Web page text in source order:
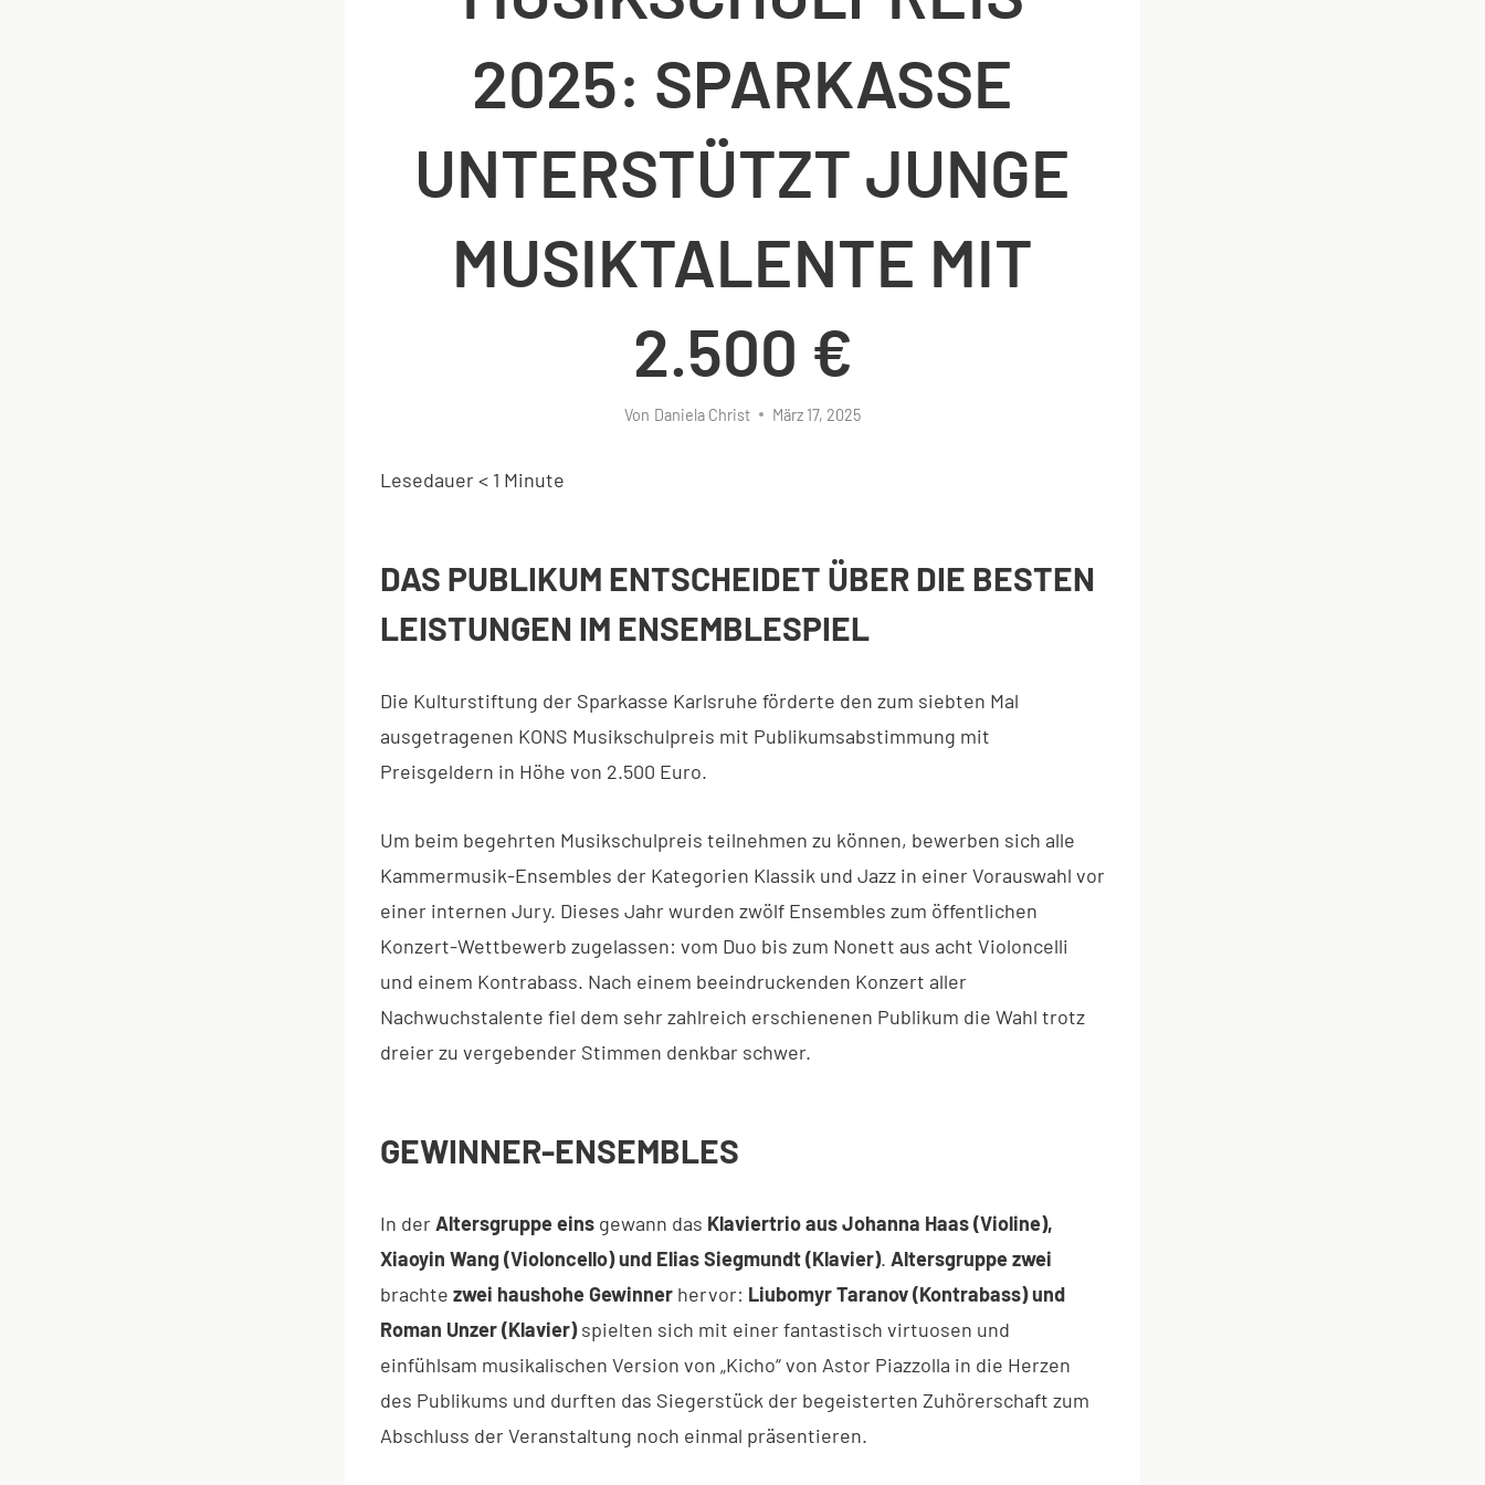
2025: SPARKASSE
UNTERSTÜTZT JUNGE
MUSIKTALENTE MIT
2.500 €
Von Daniela Christ März 17, 2025
Lesedauer< 1 Minute
DAS PUBLIKUM ENTSCHEIDET ÜBER DIE BESTEN
LEISTUNGEN IM ENSEMBLESPIEL
Die Kulturstiftung der Sparkasse Karlsruhe förderte den zum siebten Mal
ausgetragenen KONS Musikschulpreis mit Publikumsabstimmung mit
Preisgeldern in Höhe von 2.500 Euro.
Um beim begehrten Musikschulpreis teilnehmen zu können, bewerben sich alle
Kammermusik-Ensembles der Kategorien Klassik und Jazz in einer Vorauswahl vor
einer internen Jury. Dieses Jahr wurden zwölf Ensembles zum öffentlichen
Konzert-Wettbewerb zugelassen: vom Duo bis zum Nonett aus acht Violoncelli
und einem Kontrabass. Nach einem beeindruckenden Konzert aller
Nachwuchstalente fiel dem sehr zahlreich erschienenen Publikum die Wahl trotz
dreier zu vergebender Stimmen denkbar schwer.
GEWINNER-ENSEMBLES
In derAltersgruppe eins gewann das Klaviertrio aus Johanna Haas (Violine),
Xiaoyin Wang (Violoncello) und Elias Siegmundt (Klavier). Altersgruppe zwei
brachte zwei haushohe Gewinner hervor: Liubomyr Taranov (Kontrabass) und
Roman Unzer (Klavier)spielten sich mit einer fantastisch virtuosen und
einfühlsam musikalischen Version von „Kicho“ von Astor Piazzolla in die Herzen
des Publikums und durften das Siegerstück der begeisterten Zuhörerschaft zum
Abschluss der Veranstaltung noch einmal präsentieren.